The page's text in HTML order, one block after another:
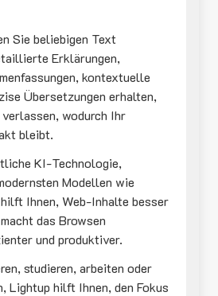
Sie beliebigen Text
Erklärungen,
kontextuelle
Übersetzungen erhalten,
wodurch Ihr
bleibt.
KI-Technologie,
Modellen wie
Ihnen, Web-Inhalte besser
das Browsen
und produktiver.
studieren, arbeiten oder
Lightup hilft Ihnen, den Fokus